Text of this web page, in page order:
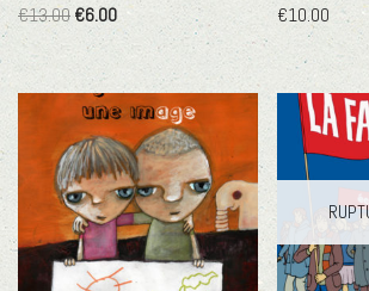
€13.00 €6.00 €10.00